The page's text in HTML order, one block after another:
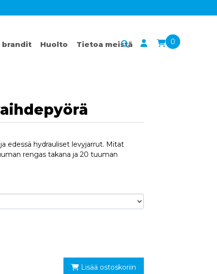
brandit Huolto Tietoa meistä 0
edessä hydrauliset levyjarrut. Mitat
rengas takana ja 20 tuuman
Lisää ostoskoriin